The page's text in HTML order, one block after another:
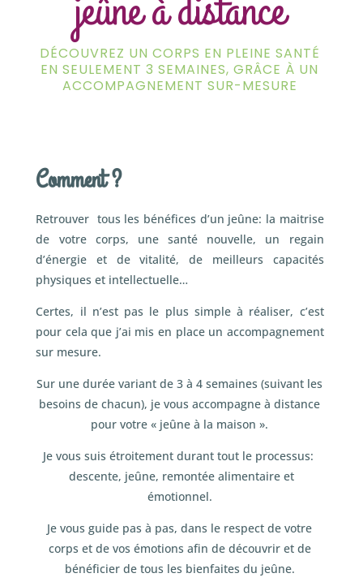
DÉCOUVREZ UN CORPS EN PLEINE SANTÉ
EN SEULEMENT 3 SEMAINES, GRÂCE À UN
ACCOMPAGNEMENT SUR-MESURE
Comment ?
Retrouver tous les bénéfices d’un jeûne: la maitrise
de votre corps, une santé nouvelle, un regain
d’énergie et de vitalité, de meilleurs capacités
physiques et intellectuelle…
Certes, il n’est pas le plus simple à réaliser, c’est
pour cela que j’ai mis en place un accompagnement
sur mesure.
Sur une durée variant de 3 à 4 semaines (suivant les
besoins de chacun), je vous accompagne à distance
pour votre « jeûne à la maison ».
Je vous suis étroitement durant tout le processus:
descente, jeûne, remontée alimentaire et
émotionnel.
Je vous guide pas à pas, dans le respect de votre
corps et de vos émotions afin de découvrir et de
bénéficier de tous les bienfaites du jeûne.